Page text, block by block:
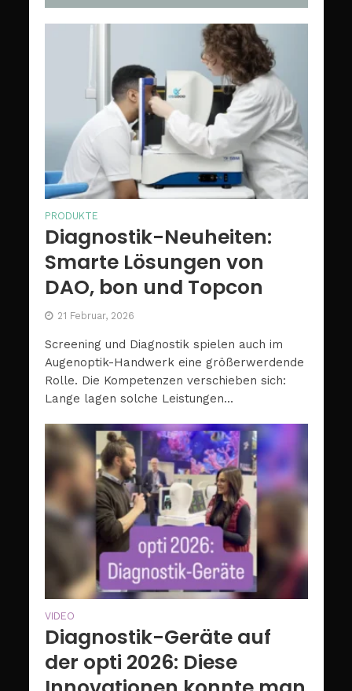
PRODUKTE
Diagnostik-Neuheiten:
Smarte Lösungen von
DAO, bon und Topcon
21 Februar, 2026
Screening und Diagnostik spielen auch im
Augenoptik-Handwerk eine größerwerdende
Rolle. Die Kompetenzen verschieben sich:
Lange lagen solche Leistungen...
VIDEO
Diagnostik-Geräte auf
der opti 2026: Diese